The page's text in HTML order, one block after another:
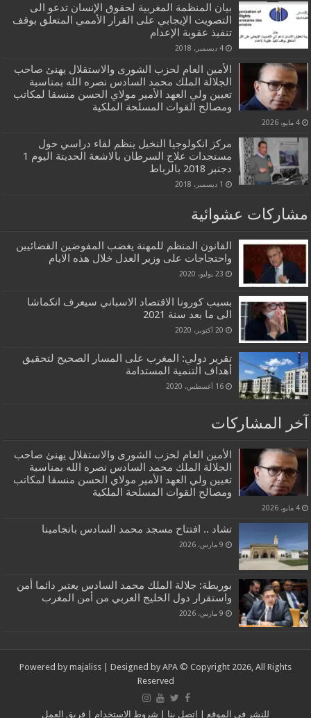
بيان المنظمة المغربية لحقوق الإنسان تدعو الى
التصويت الإيجابي على القرار الأممي المتعلق بوقف
تنفيذ عقوبة الإعدام
4 ديسمبر، 2018
الأمين العام لحزب الشورى والاستقلال يهنئ صاحب
الجلالة الملك محمد السادس نصره الله بمناسبة
تعيين ولي العهد الأمير مولاي الحسن منسقا لمكاتب
ومصالح القوات المسلحة الملكية
4 مايو، 2026
مركز انكولوجيا النخيل ينظم لقاء دراسي حول
مستجدات علاج السرطان بالاشعة الحديتة اليوم 1
دجنبر 2018 بالرباط
1 ديسمبر، 2018
مشاركات عشوائية
القانون المنظم للمهنة يغضب المفوضين القضائيين
واحتجاجات على وزير العدل خلال هذه الايام
23 يوليو، 2020
بسبب كورونا الاقتصاد الاسباني سيعرف انكماشا
الى ما بعد سنة 2021
20 أكتوبر، 2020
تقرير دولي: المغرب على المسار الصحيح لتحقيق
أهداف التنمية المستدامة
16 أغسطس، 2020
آخر المشاركات
الأمين العام لحزب الشورى والاستقلال يهنئ صاحب
الجلالة الملك محمد السادس نصره الله بمناسبة
تعيين ولي العهد الأمير مولاي الحسن منسقا لمكاتب
ومصالح القوات المسلحة الملكية
4 مايو، 2026
تشاد .. افتتاح مسجد محمد السادس بانجامينا
9 مارس، 2026
بوريطة: جلالة الملك محمد السادس يعتبر دائما أمن
واستقرار دول الخليج العربي من أمن المغرب
9 مارس، 2026
Powered by majaliss | Designed by APA © Copyright 2026, All Rights
Reserved
للنشر في الموقع | إتصل بنا | شروط الإستخدام | فريق العمل